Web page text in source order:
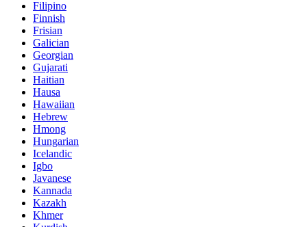
Filipino
Finnish
Frisian
Galician
Georgian
Gujarati
Haitian
Hausa
Hawaiian
Hebrew
Hmong
Hungarian
Icelandic
Igbo
Javanese
Kannada
Kazakh
Khmer